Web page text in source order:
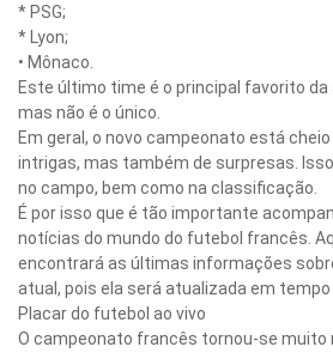
* PSG;
* Lyon;
• Mônaco.
Este último time é o principal favorito
mas não é o único.
Em geral, o novo campeonato está cheio
intrigas, mas também de surpresas.
no campo, bem como na classificação.
É por isso que é tão importante
notícias do mundo do futebol francês.
encontrará as últimas informações
atual, pois ela será atualizada em tempo
Placar do futebol ao vivo
O campeonato francês tornou-se muito